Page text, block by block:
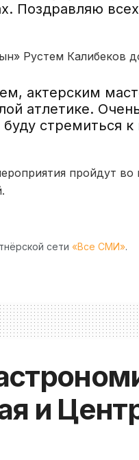
Поздравляю
Рустем Калибеков
актерским
атлетике.
стремиться
пройдут во
сети «Все СМИ».
и